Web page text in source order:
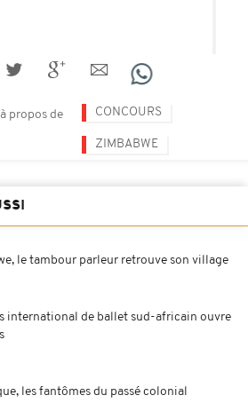
propos de CONCOURS
ZIMBABWE
le tambour parleur retrouve son village
international de ballet sud-africain ouvre
les fantômes du passé colonial